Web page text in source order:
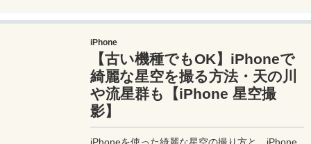
便利な情報、かかった費用など様々な情報をお届
け！夫婦喧嘩あり、ホロッと涙することもあり、
中年夫婦の等身大旅行記ブログ。
iPhone
【古い機種でもOK】iPhoneで
綺麗な星空を撮る方法・天の川
や流星群も【iPhone 星空撮
影】
iPhoneを使った綺麗な星空の撮り方と、iPhone